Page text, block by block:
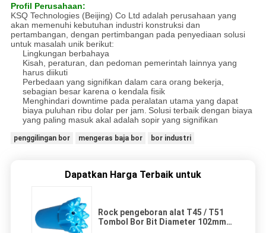
Profil Perusahaan:
KSQ Technologies (Beijing) Co Ltd adalah perusahaan yang
akan memenuhi kebutuhan industri konstruksi dan
pertambangan, dengan pertimbangan pada penyediaan solusi
untuk masalah unik berikut:
Lingkungan berbahaya
Kisah, peraturan, dan pedoman pemerintah lainnya yang
harus diikuti
Perbedaan yang signifikan dalam cara orang bekerja,
sebagian besar karena o kendala fisik
Menghindari downtime pada peralatan utama yang dapat
biaya puluhan ribu dolar per jam. Solusi terbaik dengan biaya
yang paling masuk akal adalah sopir yang signifikan
penggilingan bor mengeras baja bor bor industri
Dapatkan Harga Terbaik untuk
Rock pengeboran alat T45 / T51
Tombol Bor Bit Diameter 102mm